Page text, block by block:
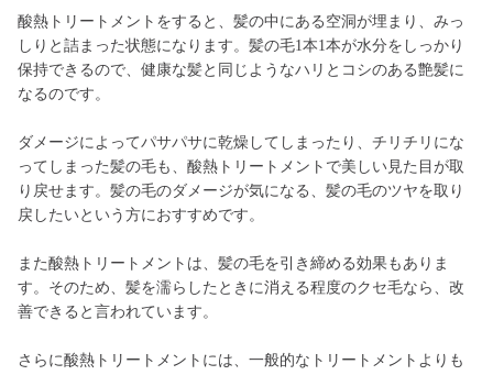
酸熱トリートメントをすると、髪の中にある空洞が埋まり、みっ
しりと詰まった状態になります。髪の毛1本1本が水分をしっかり
保持できるので、健康な髪と同じようなハリとコシのある艶髪に
なるのです。
ダメージによってパサパサに乾燥してしまったり、チリチリにな
ってしまった髪の毛も、酸熱トリートメントで美しい見た目が取
り戻せます。髪の毛のダメージが気になる、髪の毛のツヤを取り
戻したいという方におすすめです。
また酸熱トリートメントは、髪の毛を引き締める効果もありま
す。そのため、髪を濡らしたときに消える程度のクセ毛なら、改
善できると言われています。
さらに酸熱トリートメントには、一般的なトリートメントよりも